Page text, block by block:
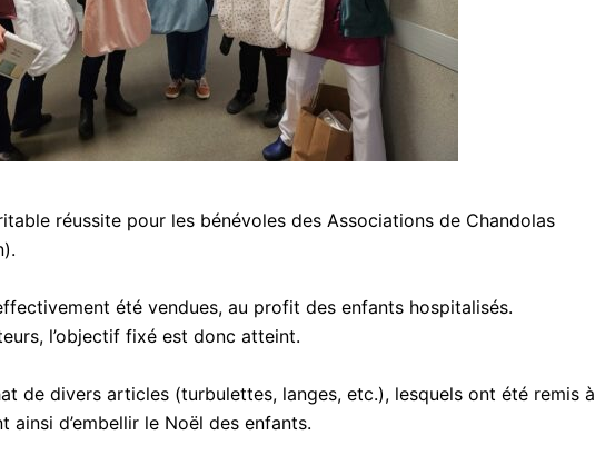
réussite pour les bénévoles des Associations de Chandolas
été vendues, au profit des enfants hospitalisés.
l’objectif fixé est donc atteint.
de divers articles (turbulettes, langes, etc.), lesquels ont été remis à
ainsi d’embellir le Noël des enfants.